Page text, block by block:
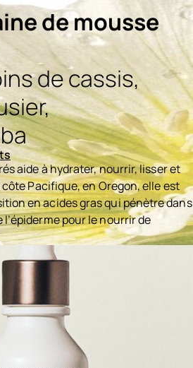
de mousse
de cassis,
aide à hydrater, nourrir, lisser et
Pacifique, en Oregon, elle est
en acides gras qui pénètre dans
pour le nourrir de